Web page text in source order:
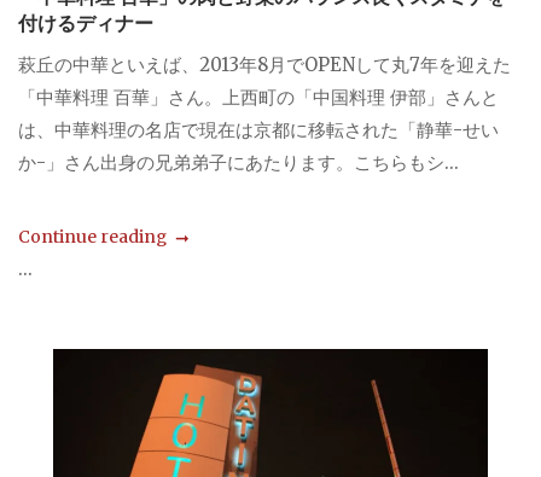
付けるディナー
萩丘の中華といえば、2013年8月でOPENして丸7年を迎えた
「中華料理 百華」さん。上西町の「中国料理 伊部」さんと
は、中華料理の名店で現在は京都に移転された「静華-せい
か-」さん出身の兄弟弟子にあたります。こちらもシ...
Continue reading
...